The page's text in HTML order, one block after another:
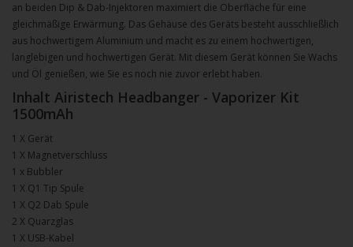
an beiden Dip & Dab-Injektoren maximiert die Oberfläche für eine
gleichmäßige Erwärmung. Das Gehäuse des Geräts besteht ausschließlich
aus hochwertigem Aluminium und macht es zu einem hochwertigen,
langlebigen und hochwertigen Gerät. Mit diesem Gerät können Sie Wachs
und Öl genießen, wie Sie es noch nie zuvor erlebt haben.
Inhalt Airistech Headbanger - Vaporizer Kit
1500mAh
1 X Gerät
1 X Magnetverschluss
1 x Bubbler
1 X Q1 Tip Spule
1 X Q2 Dab Spule
2 X Quarzglas
1 X USB-Kabel